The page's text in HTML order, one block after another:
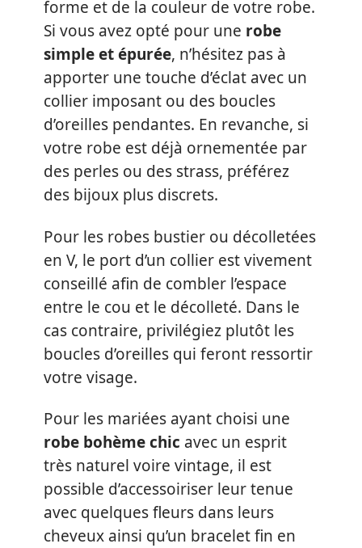
forme et de la couleur de votre robe.
Si vous avez opté pour une robe
simple et épurée, n’hésitez pas à
apporter une touche d’éclat avec un
collier imposant ou des boucles
d’oreilles pendantes. En revanche, si
votre robe est déjà ornementée par
des perles ou des strass, préférez
des bijoux plus discrets.
Pour les robes bustier ou décolletées
en V, le port d’un collier est vivement
conseillé afin de combler l’espace
entre le cou et le décolleté. Dans le
cas contraire, privilégiez plutôt les
boucles d’oreilles qui feront ressortir
votre visage.
Pour les mariées ayant choisi une
robe bohème chic avec un esprit
très naturel voire vintage, il est
possible d’accessoiriser leur tenue
avec quelques fleurs dans leurs
cheveux ainsi qu’un bracelet fin en